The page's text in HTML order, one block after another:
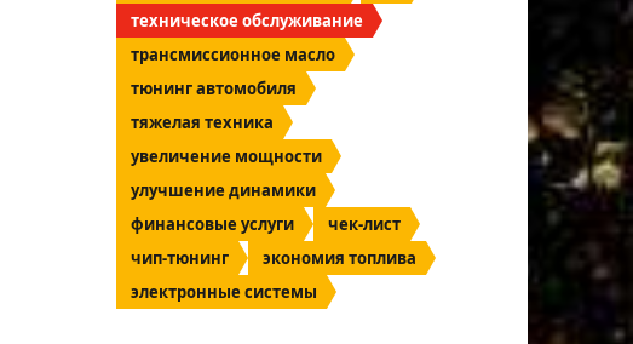
техническое обслуживание
трансмиссионное масло
тюнинг автомобиля
тяжелая техника
увеличение мощности
улучшение динамики
финансовые услуги
чек-лист
чип-тюнинг
экономия топлива
электронные системы